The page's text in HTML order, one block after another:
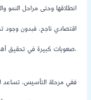
انطلاقها وحتى مراحل النمو
اقتصادي ناجح. فبدون وجود
صعوبات كبيرة في تحقيق أهدافها أو حتى الاستمرار في السوق.
ففي مرحلة التأسيس، تساعد